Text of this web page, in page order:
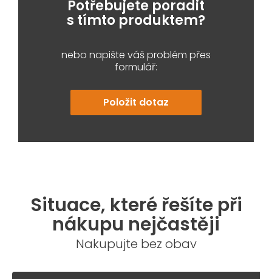
Potřebujete poradit
s tímto produktem?
nebo napište váš problém přes
formulář:
Položit dotaz
Situace, které řešíte při
nákupu nejčastěji
Nakupujte bez obav